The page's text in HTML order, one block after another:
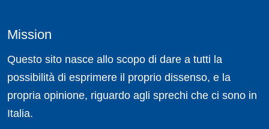
Mission
Questo sito nasce allo scopo di dare a tutti la
possibilità di esprimere il proprio dissenso, e la
propria opinione, riguardo agli sprechi che ci sono in
Italia.